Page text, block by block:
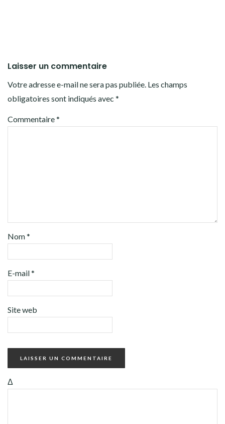
Laisser un commentaire
Votre adresse e-mail ne sera pas publiée. Les champs
obligatoires sont indiqués avec *
Commentaire*
Nom*
E-mail*
Site web
Δ